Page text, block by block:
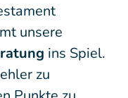
unsere
ins Spiel.
zu